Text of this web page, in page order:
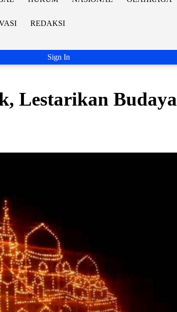
REDAKSI
Sign In
Lestarikan Budaya